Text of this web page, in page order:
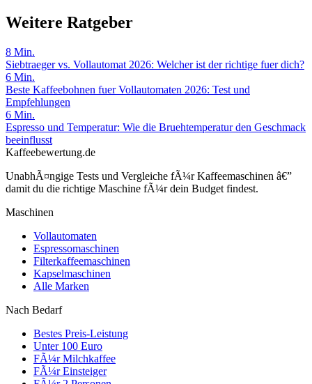
Weitere Ratgeber
8 Min.
Siebtraeger vs. Vollautomat 2026: Welcher ist der richtige fuer dich?
6 Min.
Beste Kaffeebohnen fuer Vollautomaten 2026: Test und
Empfehlungen
6 Min.
Espresso und Temperatur: Wie die Bruehtemperatur den Geschmack
beeinflusst
Kaffeebewertung.de
UnabhÃ¤ngige Tests und Vergleiche fÃ¼r Kaffeemaschinen â€”
damit du die richtige Maschine fÃ¼r dein Budget findest.
Maschinen
Vollautomaten
Espressomaschinen
Filterkaffeemaschinen
Kapselmaschinen
Alle Marken
Nach Bedarf
Bestes Preis-Leistung
Unter 100 Euro
FÃ¼r Milchkaffee
FÃ¼r Einsteiger